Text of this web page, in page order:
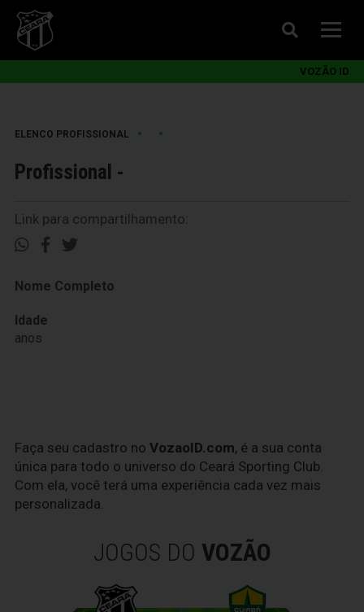
VOZÃO ID
ELENCO PROFISSIONAL • •
Profissional -
Link para compartilhamento:
Nome Completo
Idade
anos
Faça seu cadastro no VozaoID.com, é a sua conta
única para todo o universo do Ceará Sporting Club.
Com ela, você terá uma experiência cada vez mais
personalizada.
JOGOS DO VOZÃO